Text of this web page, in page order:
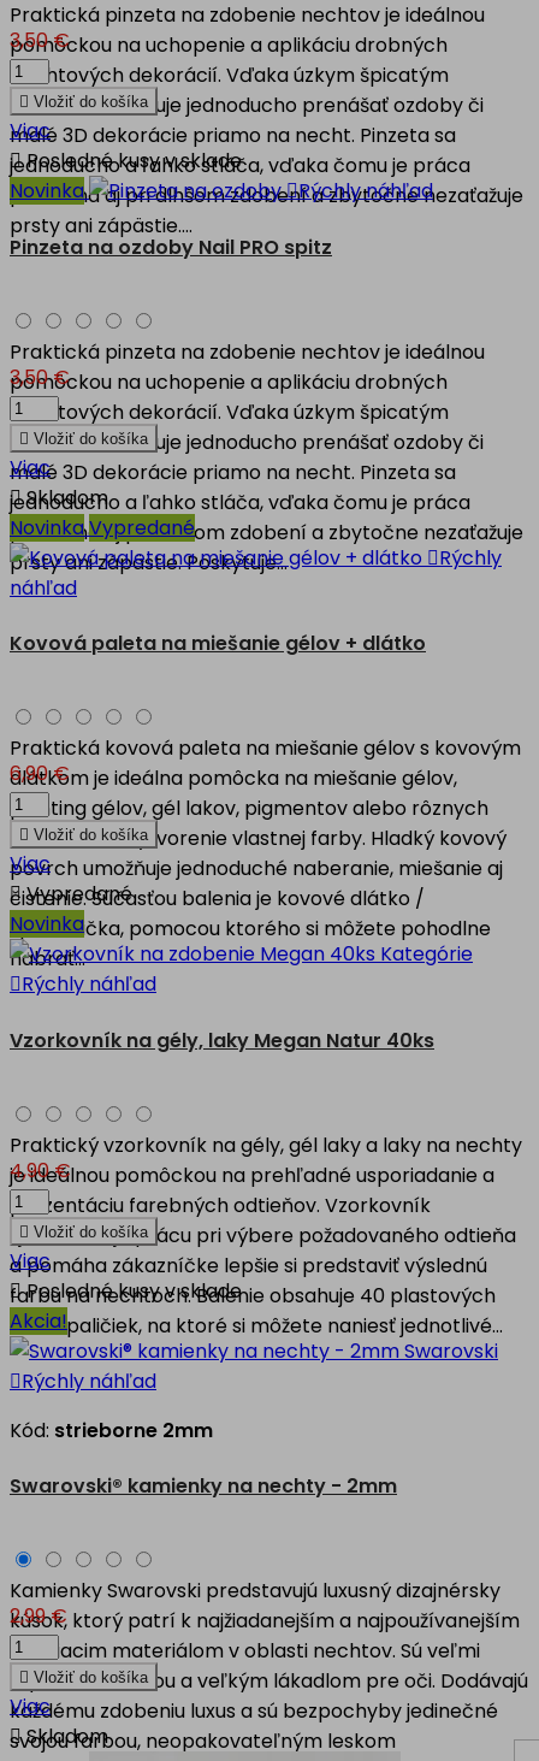
Praktická pinzeta na zdobenie nechtov je ideálnou
pomôckou na uchopenie a aplikáciu drobných
nechtových dekorácií. Vďaka úzkym špicatým
koncom umožňuje jednoducho prenášať ozdoby či
malé 3D dekorácie priamo na necht. Pinzeta sa
jednoducho a ľahko stláča, vďaka čomu je práca
pohodlná aj pri dlhšom zdobení a zbytočne nezaťažuje
prsty ani zápästie....
3,50 €
 Vložiť do košíka
Viac
Posledné kusy v sklade
Novinka
Rýchly náhľad
Pinzeta na ozdoby Nail PRO spitz
Praktická pinzeta na zdobenie nechtov je ideálnou
pomôckou na uchopenie a aplikáciu drobných
nechtových dekorácií. Vďaka úzkym špicatým
koncom umožňuje jednoducho prenášať ozdoby či
malé 3D dekorácie priamo na necht. Pinzeta sa
jednoducho a ľahko stláča, vďaka čomu je práca
pohodlná aj pri dlhšom zdobení a zbytočne nezaťažuje
prsty ani zápästie. Poskytuje...
3,50 €
 Vložiť do košíka
Viac
Skladom
Novinka Vypredané
Rýchly
náhľad
Kovová paleta na miešanie gélov + dlátko
Praktická kovová paleta na miešanie gélov s kovovým
dlátkom je ideálna pomôcka na miešanie gélov,
painting gélov, gél lakov, pigmentov alebo rôznych
odtieňov na vytvorenie vlastnej farby. Hladký kovový
povrch umožňuje jednoduché naberanie, miešanie aj
čistenie. Súčasťou balenia je kovové dlátko /
špachtlička, pomocou ktorého si môžete pohodlne
nabrať...
6,90 €
 Vložiť do košíka
Viac
Vypredané
Novinka
Rýchly náhľad
Vzorkovník na gély, laky Megan Natur 40ks
Praktický vzorkovník na gély, gél laky a laky na nechty
je ideálnou pomôckou na prehľadné usporiadanie a
prezentáciu farebných odtieňov. Vzorkovník
zjednodušuje prácu pri výbere požadovaného odtieňa
a pomáha zákazníčke lepšie si predstaviť výslednú
farbu na nechtoch. Balenie obsahuje 40 plastových
natur paličiek, na ktoré si môžete naniesť jednotlivé...
4,90 €
 Vložiť do košíka
Viac
Posledné kusy v sklade
Akcia!
Rýchly náhľad
Kód: strieborne 2mm
Swarovski® kamienky na nechty - 2mm
Kamienky Swarovski predstavujú luxusný dizajnérsky
kúsok, ktorý patrí k najžiadanejším a najpoužívanejším
zdobiacim materiálom v oblasti nechtov. Sú veľmi
štýlovou ozdobou a veľkým lákadlom pre oči. Dodávajú
každému zdobeniu luxus a sú bezpochyby jedinečné
svojou farbou, neopakovateľným leskom
2,99 €
 Vložiť do košíka
Viac
Skladom